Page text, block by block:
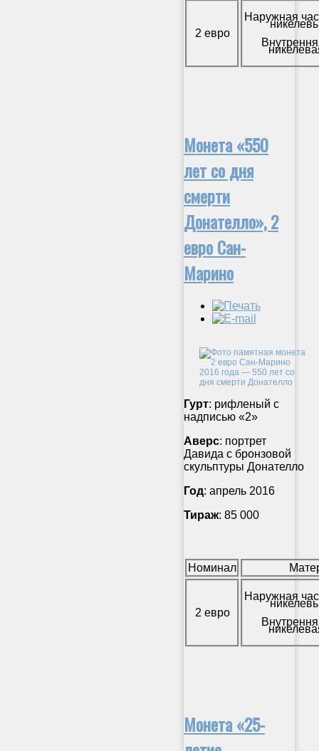
2 евро
Наружная
Монета «550
лет со дня
смерти
Донателло», 2
евро Сан-
Марино
Гурт: рифленый с
надписью «2»
Аверс: портрет
Давида с бронзовой
скульптуры Донателло
Год: апрель 2016
Тираж: 85 000
Номинал
2 евро
Наружная
Монета «25-